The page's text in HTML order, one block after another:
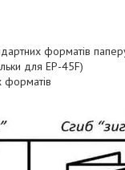
форматів
для ЕР-45F)